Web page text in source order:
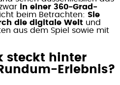
in einer 360-Grad-
beim Betrachten: Sie
die digitale Welt und
aus dem Spiel sowie mit
steckt hinter
Erlebnis?